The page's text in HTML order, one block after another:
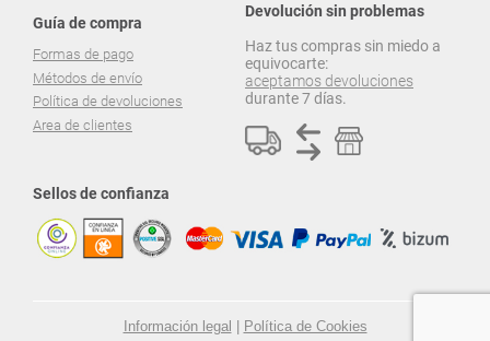
Guía de compra
Formas de pago
Métodos de envío
Política de devoluciones
Area de clientes
Devolución sin problemas
Haz tus compras sin miedo a
equivocarte:
aceptamos devoluciones
durante 7 días.
Sellos de confianza
Información legal | Política de Cookies